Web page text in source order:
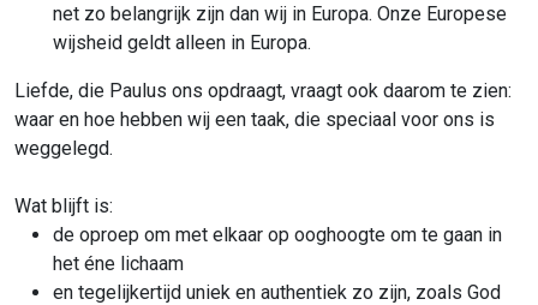
net zo belangrijk zijn dan wij in Europa. Onze Europese
wijsheid geldt alleen in Europa.
Liefde, die Paulus ons opdraagt, vraagt ook daarom te zien:
waar en hoe hebben wij een taak, die speciaal voor ons is
weggelegd.
Wat blijft is:
de oproep om met elkaar op ooghoogte om te gaan in
het éne lichaam
en tegelijkertijd uniek en authentiek zo zijn, zoals God